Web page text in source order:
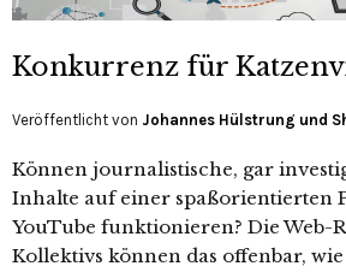
Konkurrenz für
Veröffentlicht von Johannes Hülstrung und
Können journalistische, gar
Inhalte auf einer spaßorientierten
YouTube funktionieren? Die Web-
Kollektivs können das offenbar,